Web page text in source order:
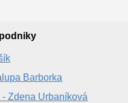
Barborka
- Zdena Urbaníková